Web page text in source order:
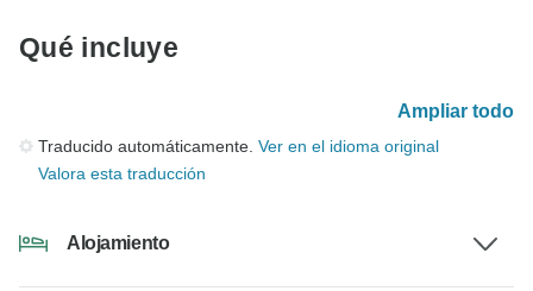
Qué incluye
Ampliar todo
Traducido automáticamente. Ver en el idioma original
Valora esta traducción
Alojamiento